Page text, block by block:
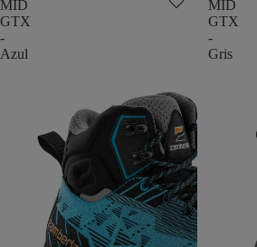
MID
GTX
-
Azul
MID
GTX
-
Gris